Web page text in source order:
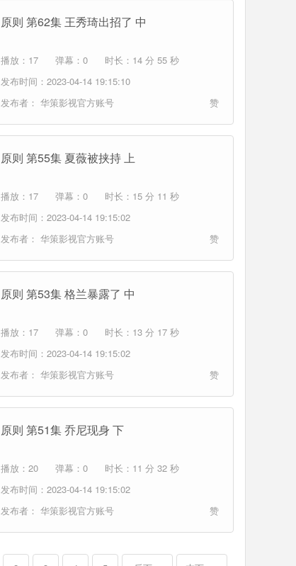
原则 第62集 王秀琦出招了 中
播放：17 弹幕：0
时长：14 分 55 秒
发布时间：2023-04-14 19:15:10
发布者： 华策影视官方账号 赞
原则 第55集 夏薇被挟持 上
播放：17 弹幕：0
时长：15 分 11 秒
发布时间：2023-04-14 19:15:02
发布者： 华策影视官方账号 赞
原则 第53集 格兰暴露了 中
播放：17 弹幕：0
时长：13 分 17 秒
发布时间：2023-04-14 19:15:02
发布者： 华策影视官方账号 赞
原则 第51集 乔尼现身 下
播放：20 弹幕：0
时长：11 分 32 秒
发布时间：2023-04-14 19:15:02
发布者： 华策影视官方账号 赞